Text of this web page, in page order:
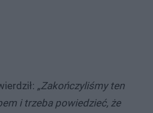
„Zakończyliśmy ten
i trzeba powiedzieć, że